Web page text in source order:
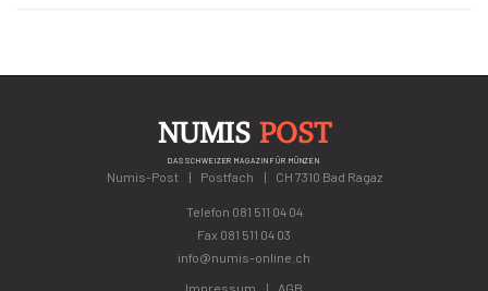
NUMIS POST
DAS SCHWEIZER MAGAZIN FÜR MÜNZEN
Numis-Post Postfach CH 7310 Bad Ragaz
Telefon 081 511 04 04
Fax 081 511 04 03
info@numis-online.ch
Impressum
AGB